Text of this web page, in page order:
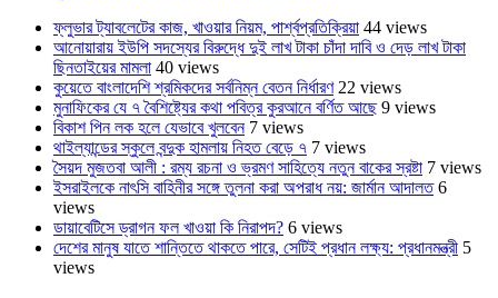
ফ্লুভার ট্যাবলেটের কাজ, খাওয়ার নিয়ম, পার্শ্বপ্রতিক্রিয়া 44 views
আনোয়ারায় ইউপি সদস্যের বিরুদ্ধে দুই লাখ টাকা চাঁদা দাবি ও দেড় লাখ টাকা
ছিনতাইয়ের মামলা 40 views
কুয়েতে বাংলাদেশি শ্রমিকদের সর্বনিম্ন বেতন নির্ধারণ 22 views
মুনাফিকের যে ৭ বৈশিষ্ট্যের কথা পবিত্র কুরআনে বর্ণিত আছে 9 views
বিকাশ পিন লক হলে যেভাবে খুলবেন 7 views
থাইল্যান্ডের স্কুলে বন্দুক হামলায় নিহত বেড়ে ৭ 7 views
সৈয়দ মুজতবা আলী : রম্য রচনা ও ভ্রমণ সাহিত্যে নতুন বাকের স্রষ্টা 7 views
ইসরাইলকে নাৎসি বাহিনীর সঙ্গে তুলনা করা অপরাধ নয়: জার্মান আদালত 6
views
ডায়াবেটিসে ড্রাগন ফল খাওয়া কি নিরাপদ? 6 views
দেশের মানুষ যাতে শান্তিতে থাকতে পারে, সেটিই প্রধান লক্ষ্য: প্রধানমন্ত্রী 5
views